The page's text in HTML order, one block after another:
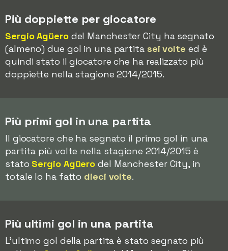
Più doppiette per giocatore
Sergio Agüerodel Manchester City ha segnato
(almeno) due gol in una partita sei volte ed è
quindi stato il giocatore che ha realizzato più
doppiette nella stagione 2014/2015.
Più primi gol in una partita
Il giocatore che ha segnato il primo gol in una
partita più volte nella stagione 2014/2015 è
stato Sergio Agüero del Manchester City, in
totale lo ha fatto dieci volte.
Più ultimi gol in una partita
L'ultimo gol della partita è stato segnato più